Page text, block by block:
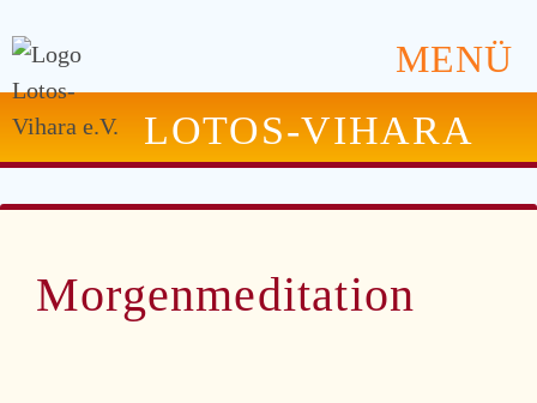
MENÜ
LOTOS-VIHARA
Morgenmeditation